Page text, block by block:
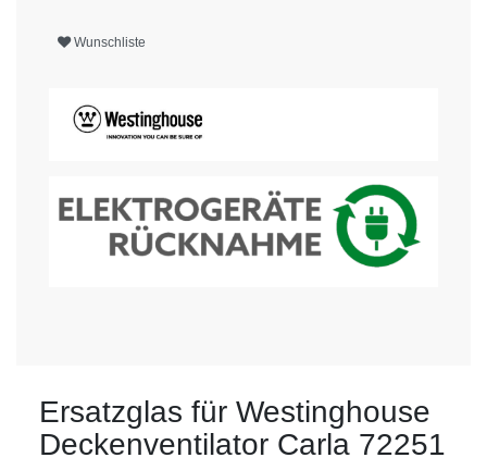
Wunschliste
Ersatzglas für Westinghouse
Deckenventilator Carla 72251